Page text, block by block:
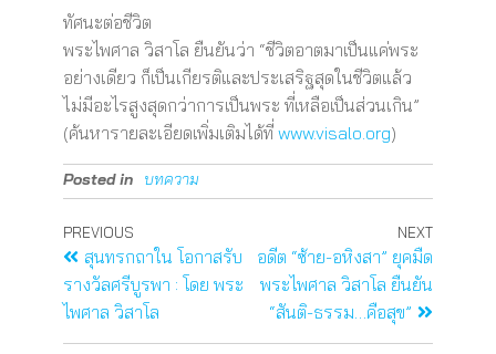
ทัศนะต่อชีวิต
พระไพศาล วิสาโล ยืนยันว่า “ชีวิตอาตมาเป็นแค่พระ
อย่างเดียว ก็เป็นเกียรติและประเสริฐสุดในชีวิตแล้ว
ไม่มีอะไรสูงสุดกว่าการเป็นพระ ที่เหลือเป็นส่วนเกิน”
(ค้นหารายละเอียดเพิ่มเติมได้ที่ www.visalo.org)
Posted in บทความ
PREVIOUS
สุนทรกถาใน โอกาสรับ
รางวัลศรีบูรพา : โดย พระ
ไพศาล วิสาโล
NEXT
อดีต “ซ้าย-อหิงสา” ยุคมืด
พระไพศาล วิสาโล ยืนยัน
“สันติ-ธรรม…คือสุข”